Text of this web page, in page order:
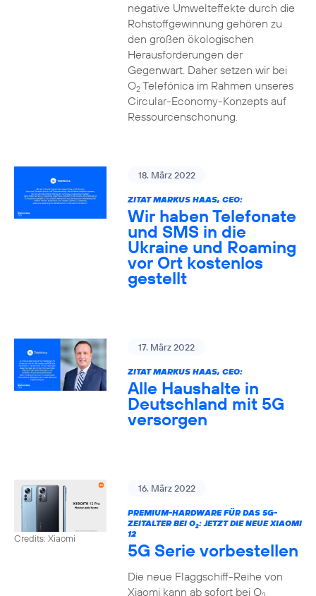
negative Umwelteffekte durch die
Rohstoffgewinnung gehören zu
den großen ökologischen
Herausforderungen der
Gegenwart. Daher setzen wir bei
O2Telefónica im Rahmen unseres
Circular-Economy-Konzepts auf
Ressourcenschonung.
18. März 2022
ZITAT MARKUS HAAS, CEO:
Wir haben Telefonate
und SMS in die
Ukraine und Roaming
vor Ort kostenlos
gestellt
17. März 2022
ZITAT MARKUS HAAS, CEO:
Alle Haushalte in
Deutschland mit 5G
versorgen
Credits: Xiaomi
16. März 2022
PREMIUM-HARDWARE FÜR DAS 5G-
ZEITALTER BEI O2: JETZT DIE NEUE XIAOMI
12
5G Serie vorbestellen
Die neue Flaggschiff-Reihe von
Xiaomi kann ab sofort bei O